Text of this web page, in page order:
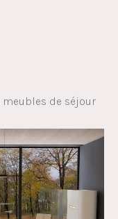
meubles de séjour